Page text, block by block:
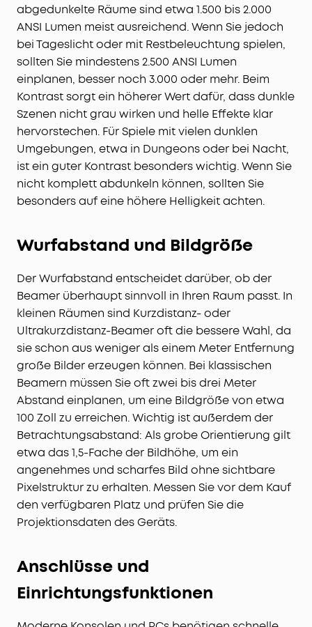
abgedunkelte Räume sind etwa 1.500 bis 2.000
ANSI Lumen meist ausreichend. Wenn Sie jedoch
bei Tageslicht oder mit Restbeleuchtung spielen,
sollten Sie mindestens 2.500 ANSI Lumen
einplanen, besser noch 3.000 oder mehr. Beim
Kontrast sorgt ein höherer Wert dafür, dass dunkle
Szenen nicht grau wirken und helle Effekte klar
hervorstechen. Für Spiele mit vielen dunklen
Umgebungen, etwa in Dungeons oder bei Nacht,
ist ein guter Kontrast besonders wichtig. Wenn Sie
nicht komplett abdunkeln können, sollten Sie
besonders auf eine höhere Helligkeit achten.
Wurfabstand und Bildgröße
Der Wurfabstand entscheidet darüber, ob der
Beamer überhaupt sinnvoll in Ihren Raum passt. In
kleinen Räumen sind Kurzdistanz- oder
Ultrakurzdistanz-Beamer oft die bessere Wahl, da
sie schon aus weniger als einem Meter Entfernung
große Bilder erzeugen können. Bei klassischen
Beamern müssen Sie oft zwei bis drei Meter
Abstand einplanen, um eine Bildgröße von etwa
100 Zoll zu erreichen. Wichtig ist außerdem der
Betrachtungsabstand: Als grobe Orientierung gilt
etwa das 1,5-Fache der Bildhöhe, um ein
angenehmes und scharfes Bild ohne sichtbare
Pixelstruktur zu erhalten. Messen Sie vor dem Kauf
den verfügbaren Platz und prüfen Sie die
Projektionsdaten des Geräts.
Anschlüsse und
Einrichtungsfunktionen